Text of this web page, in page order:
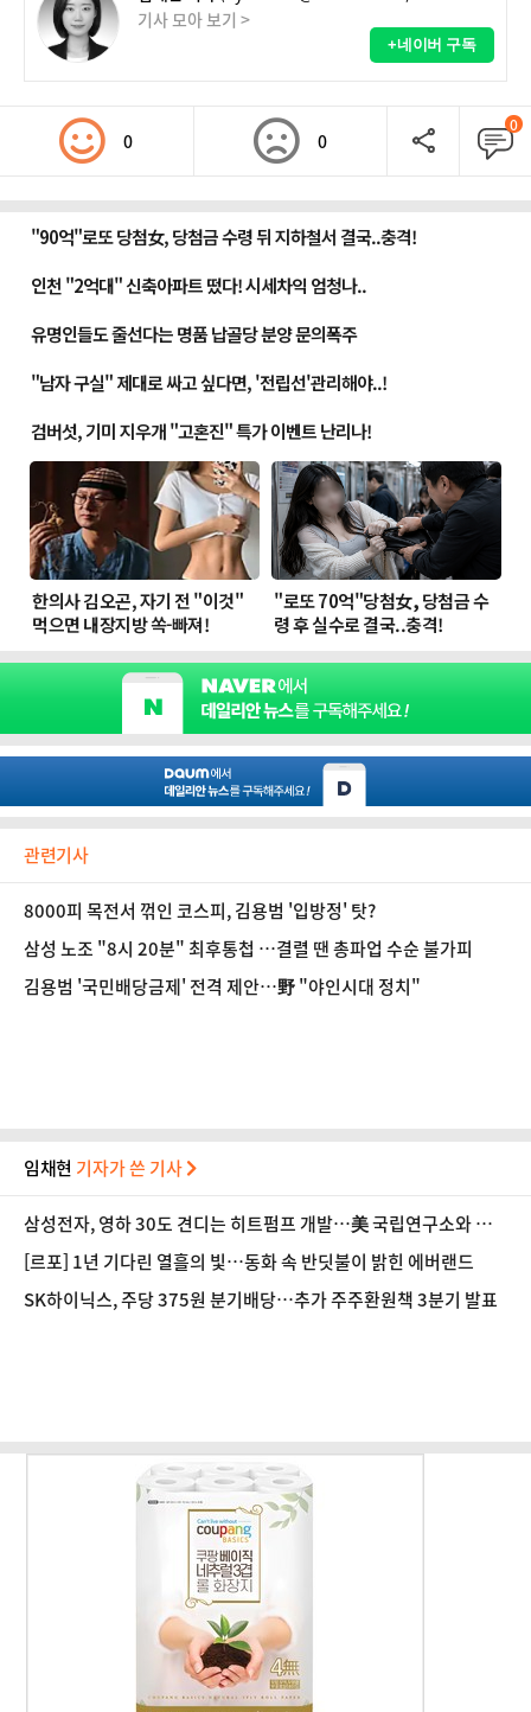
기사 모아 보기 >
+네이버 구독
0 0
0
관련기사
8000피 목전서 꺾인 코스피, 김용범 '입방정' 탓?
삼성 노조 "8시 20분" 최후통첩 …결렬 땐 총파업 수순 불가피
김용범 '국민배당금제' 전격 제안…野 "야인시대 정치"
임채현 기자가 쓴 기사
삼성전자, 영하 30도 견디는 히트펌프 개발…美 국립연구소와 협
력
[르포] 1년 기다린 열흘의 빛…동화 속 반딧불이 밝힌 에버랜드
SK하이닉스, 주당 375원 분기배당…추가 주주환원책 3분기 발표